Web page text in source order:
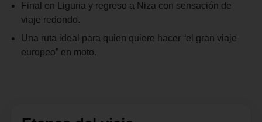
Final en Liguria y regreso a Niza con sensación de
viaje redondo.
Una ruta ideal para quien quiere hacer “el gran viaje
europeo” en moto.